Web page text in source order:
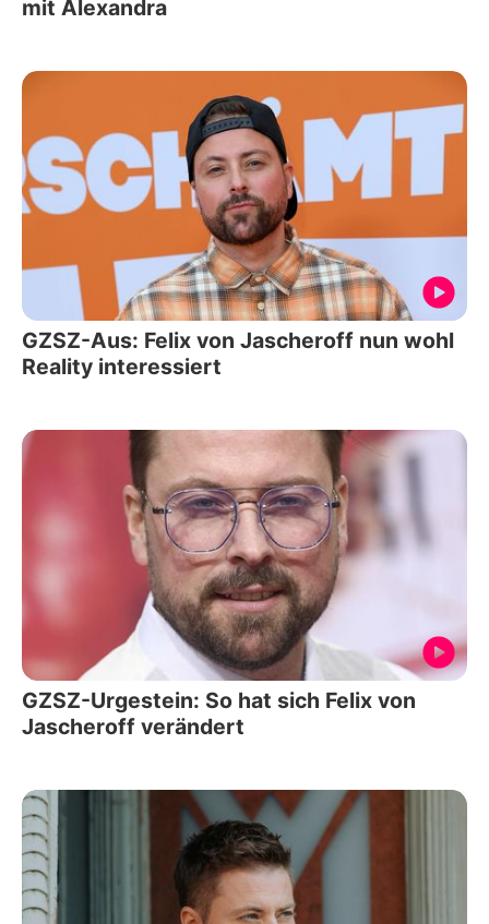
mit Alexandra
GZSZ-Aus: Felix von Jascheroff nun wohl
Reality interessiert
GZSZ-Urgestein: So hat sich Felix von
Jascheroff verändert